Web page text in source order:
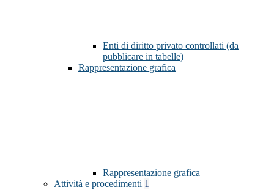
Enti di diritto privato controllati (da
pubblicare in tabelle)
Rappresentazione grafica
Rappresentazione grafica
Attività e procedimenti 1